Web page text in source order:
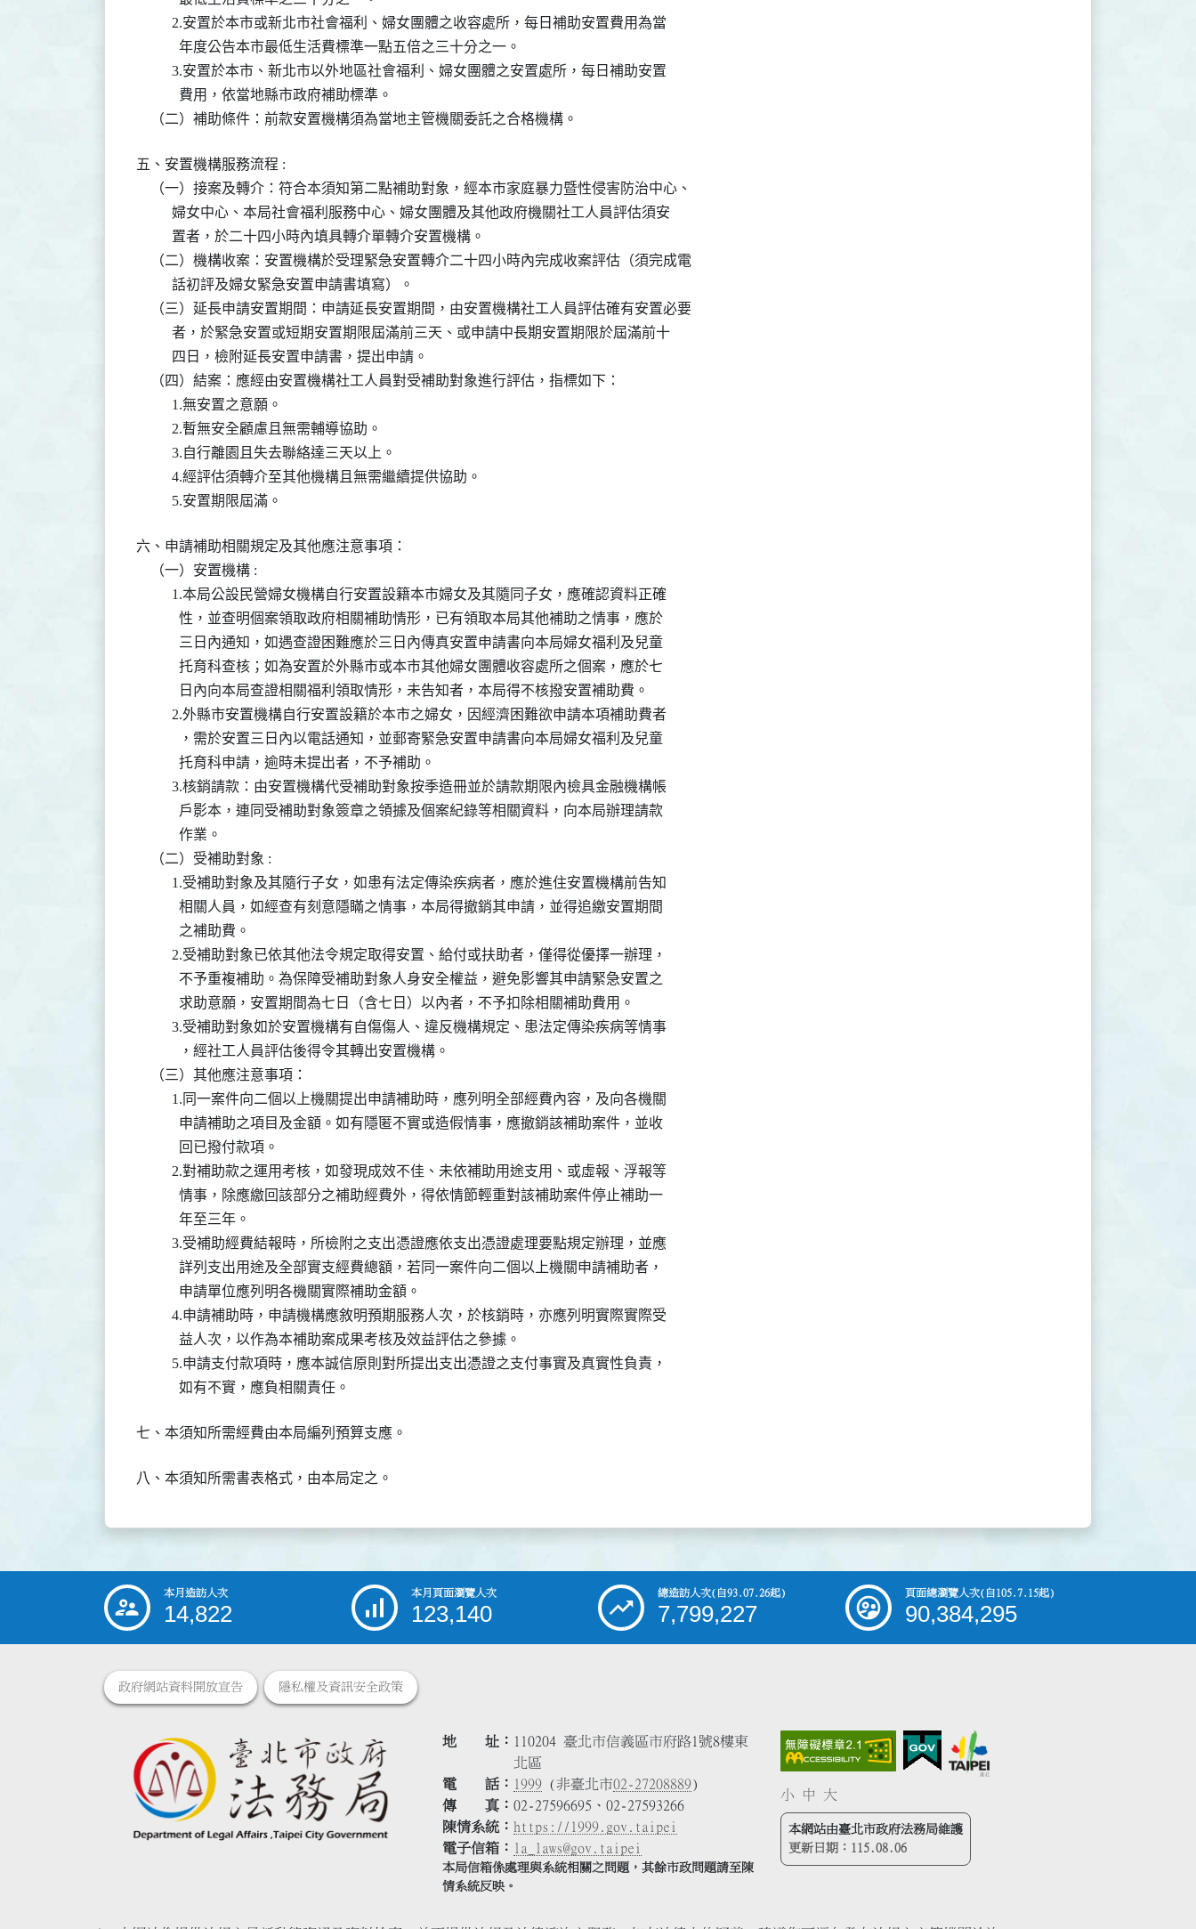
          2.安置於本市或新北市社會福利、婦女團體之收容處所，每日補助安置費用為當
            年度公告本市最低生活費標準一點五倍之三十分之一。
          3.安置於本市、新北市以外地區社會福利、婦女團體之安置處所，每日補助安置
            費用，依當地縣市政府補助標準。
    （二）補助條件：前款安置機構須為當地主管機關委託之合格機構。
五、安置機構服務流程 :
    （一）接案及轉介：符合本須知第二點補助對象，經本市家庭暴力暨性侵害防治中心、
          婦女中心、本局社會福利服務中心、婦女團體及其他政府機關社工人員評估須安
          置者，於二十四小時內填具轉介單轉介安置機構。
    （二）機構收案：安置機構於受理緊急安置轉介二十四小時內完成收案評估（須完成電
          話初評及婦女緊急安置申請書填寫）。
    （三）延長申請安置期間：申請延長安置期間，由安置機構社工人員評估確有安置必要
          者，於緊急安置或短期安置期限屆滿前三天、或申請中長期安置期限於屆滿前十
          四日，檢附延長安置申請書，提出申請。
    （四）結案：應經由安置機構社工人員對受補助對象進行評估，指標如下：
          1.無安置之意願。
          2.暫無安全顧慮且無需輔導協助。
          3.自行離園且失去聯絡達三天以上。
          4.經評估須轉介至其他機構且無需繼續提供協助。
          5.安置期限屆滿。
六、申請補助相關規定及其他應注意事項：
    （一）安置機構 :
          1.本局公設民營婦女機構自行安置設籍本市婦女及其隨同子女，應確認資料正確
            性，並查明個案領取政府相關補助情形，已有領取本局其他補助之情事，應於
            三日內通知，如遇查證困難應於三日內傳真安置申請書向本局婦女福利及兒童
            托育科查核；如為安置於外縣市或本市其他婦女團體收容處所之個案，應於七
            日內向本局查證相關福利領取情形，未告知者，本局得不核撥安置補助費。
          2.外縣市安置機構自行安置設籍於本市之婦女，因經濟困難欲申請本項補助費者
            ，需於安置三日內以電話通知，並郵寄緊急安置申請書向本局婦女福利及兒童
            托育科申請，逾時未提出者，不予補助。
          3.核銷請款：由安置機構代受補助對象按季造冊並於請款期限內檢具金融機構帳
            戶影本，連同受補助對象簽章之領據及個案紀錄等相關資料，向本局辦理請款
            作業。
    （二）受補助對象 :
          1.受補助對象及其隨行子女，如患有法定傳染疾病者，應於進住安置機構前告知
            相關人員，如經查有刻意隱瞞之情事，本局得撤銷其申請，並得追繳安置期間
            之補助費。
          2.受補助對象已依其他法令規定取得安置、給付或扶助者，僅得從優擇一辦理，
            不予重複補助。為保障受補助對象人身安全權益，避免影響其申請緊急安置之
            求助意願，安置期間為七日（含七日）以內者，不予扣除相關補助費用。
          3.受補助對象如於安置機構有自傷傷人、違反機構規定、患法定傳染疾病等情事
            ，經社工人員評估後得令其轉出安置機構。
    （三）其他應注意事項：
          1.同一案件向二個以上機關提出申請補助時，應列明全部經費內容，及向各機關
            申請補助之項目及金額。如有隱匿不實或造假情事，應撤銷該補助案件，並收
            回已撥付款項。
          2.對補助款之運用考核，如發現成效不佳、未依補助用途支用、或虛報、浮報等
            情事，除應繳回該部分之補助經費外，得依情節輕重對該補助案件停止補助一
            年至三年。
          3.受補助經費結報時，所檢附之支出憑證應依支出憑證處理要點規定辦理，並應
            詳列支出用途及全部實支經費總額，若同一案件向二個以上機關申請補助者，
            申請單位應列明各機關實際補助金額。
          4.申請補助時，申請機構應敘明預期服務人次，於核銷時，亦應列明實際實際受
            益人次，以作為本補助案成果考核及效益評估之參據。
          5.申請支付款項時，應本誠信原則對所提出支出憑證之支付事實及真實性負責，
            如有不實，應負相關責任。
七、本須知所需經費由本局編列預算支應。
八、本須知所需書表格式，由本局定之。
::: 本月造訪人次
14,822
本月頁面瀏覽人次
123,140
總造訪人次(自93.07.26起)
7,799,227
頁面總瀏覽人次(自105.7.15起)
90,384,295
政府網站資料開放宣告 隱私權及資訊安全政策
地 址
110204 臺北市信義區市府路1號8樓東
北區
電 話
1999 (非臺北市02-27208889)
傳 真
02-27596695、02-27593266
陳情系統
https://1999.gov.taipei
電子信箱
la_laws@gov.taipei
本局信箱係處理與系統相關之問題，其餘市政問題請至陳
情系統反映。
小 中 大
本網站由臺北市政府法務局維護
更新日期： 115.08.06